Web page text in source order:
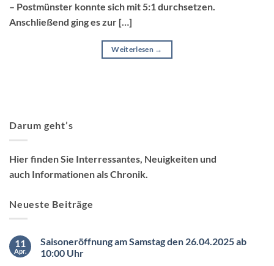
– Postmünster konnte sich mit 5:1 durchsetzen.
Anschließend ging es zur […]
Weiterlesen →
Darum geht’s
Hier finden Sie Interressantes, Neuigkeiten und
auch Informationen als Chronik.
Neueste Beiträge
11
Apr.
Saisoneröffnung am Samstag den 26.04.2025 ab
10:00 Uhr